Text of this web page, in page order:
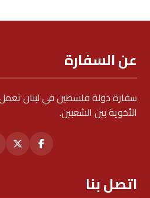
عن السفارة
سفارة دولة فلسطين في لبنان تعمل
الأخوية بين الشعبين.
اتصل بنا